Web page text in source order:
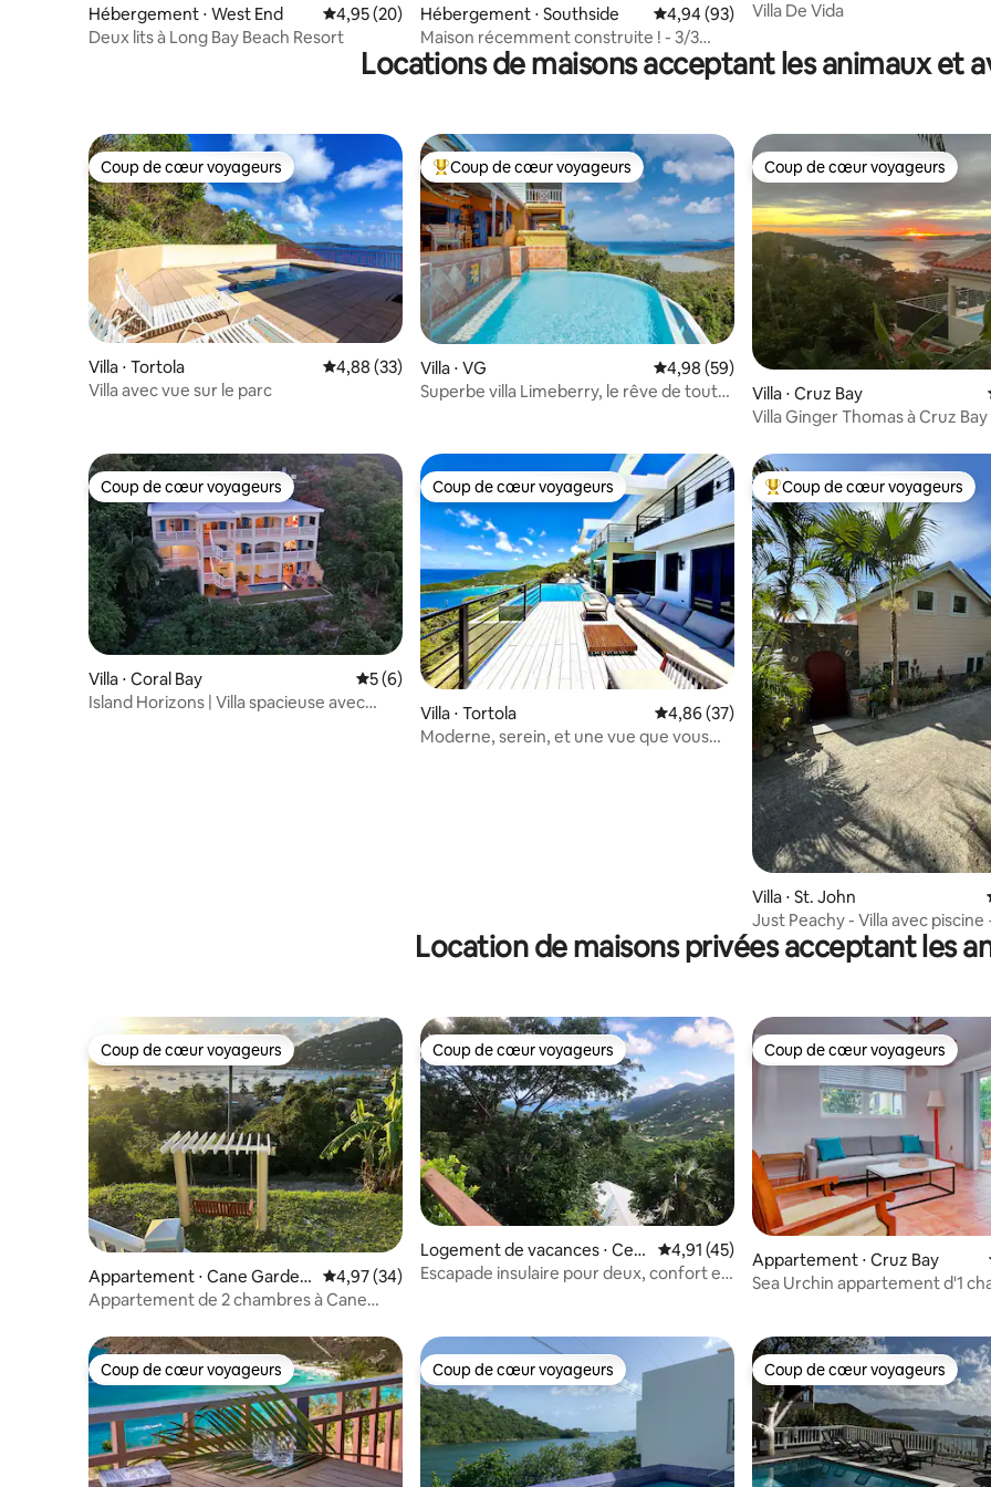
Hébergement ⋅ West End Évaluation moyenne sur la base de 20 commentaires : 4,95 sur 5
4,95 (20)
Deux lits à Long Bay Beach Resort
Hébergement ⋅ Southside Évaluation moyenne sur la base de 93
4,94 (93)
Maison récemment construite ! - 3/3
avec vue imprenable et terrasse
Villa De Vida
Locations de maisons acceptant les animaux et
Coup de cœur voyageurs
Coup de cœur voyageurs
Villa ⋅ Tortola Évaluation moyenne sur la base de 33 commentaires : 4,88 sur 5
4,88 (33)
Villa avec vue sur le parc
Coups de cœur voyageurs les plus appréciés
Coup de cœur voyageurs
Villa ⋅ VG Évaluation moyenne sur la base de 59
4,98 (59)
Superbe villa Limeberry, le rêve de tout
Coup de cœur voyageurs
Coup de cœur voyageurs
Villa ⋅ Cruz Bay
Villa Ginger Thomas à Cruz Bay
Coup de cœur voyageurs
Coup de cœur voyageurs
Villa ⋅ Coral Bay Évaluation moyenne sur la base de 6 commentaires : 5 sur 5
5 (6)
Island Horizons | Villa spacieuse avec
Coup de cœur voyageurs
Coup de cœur voyageurs
Villa ⋅ Tortola Évaluation moyenne sur la base de 37
4,86 (37)
Moderne, serein, et une vue que vous
Coups de cœur voyageurs les
Coup de cœur voyageurs
Villa ⋅ St. John
Just Peachy - Villa avec piscine
+ NOUS SOMMES SOLAIRES !
Location de maisons privées acceptant les
Coup de cœur voyageurs
Coup de cœur voyageurs
Appartement ⋅ Cane Garden
Bay
Évaluation moyenne sur la base de 34 commentaires : 4,97 sur 5
4,97 (34)
Appartement de 2 chambres à Cane
Coup de cœur voyageurs
Coup de cœur voyageurs
Logement de vacances ⋅ Cen
tral
Évaluation moyenne sur la base de 45
4,91 (45)
Escapade insulaire pour deux, confort et
Coup de cœur voyageurs
Coup de cœur voyageurs
Appartement ⋅ Cruz Bay
Sea Urchin appartement d'1
Coup de cœur voyageurs
Coup de cœur voyageurs Coup de cœur voyageurs
Coup de cœur voyageurs Coup de cœur voyageurs
Coup de cœur voyageurs